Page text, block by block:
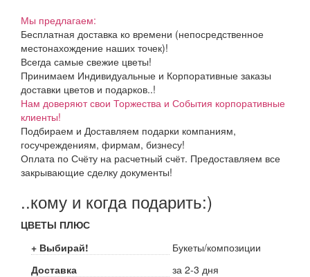
Мы предлагаем:
Бесплатная доставка ко времени (непосредственное
местонахождение наших точек)!
Всегда самые свежие цветы!
Принимаем Индивидуальные и Корпоративные заказы
доставки цветов и подарков..!
Нам доверяют свои Торжества и События корпоративные
клиенты!
Подбираем и Доставляем подарки компаниям,
госучреждениям, фирмам, бизнесу!
Оплата по Счёту на расчетный счёт. Предоставляем все
закрывающие сделку документы!
..кому и когда подарить:)
ЦВЕТЫ ПЛЮС
+ Выбирай!
Букеты/композиции
Доставка
за 2-3 дня